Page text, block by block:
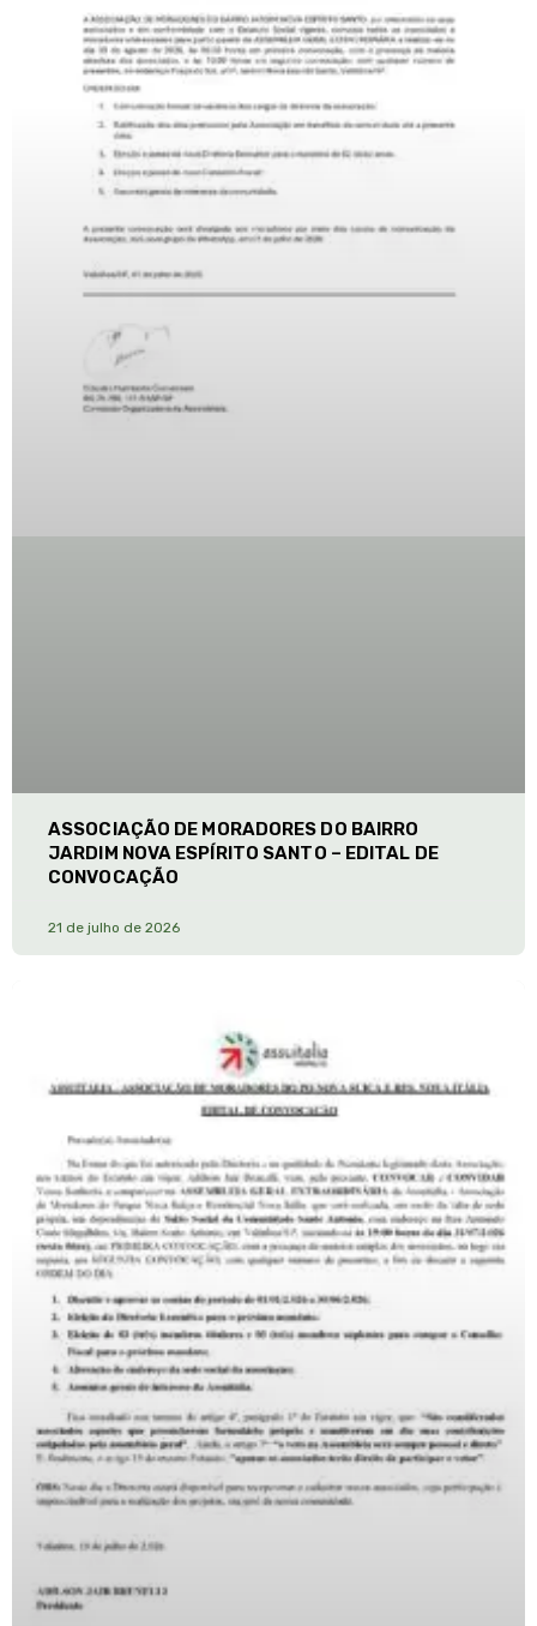
ASSOCIAÇÃO DE MORADORES DO BAIRRO
JARDIM NOVA ESPÍRITO SANTO – EDITAL DE
CONVOCAÇÃO
21 de julho de 2026